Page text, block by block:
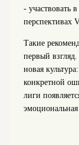
- участвовать
перспективах
Такие
первый
новая
конкретной
лиги
эмоциональная